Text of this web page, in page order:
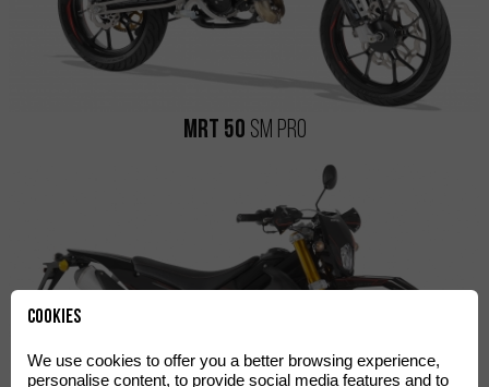
MRT 50 SM Pro
Cookies
We use cookies to offer you a better browsing experience,
personalise content, to provide social media features and to